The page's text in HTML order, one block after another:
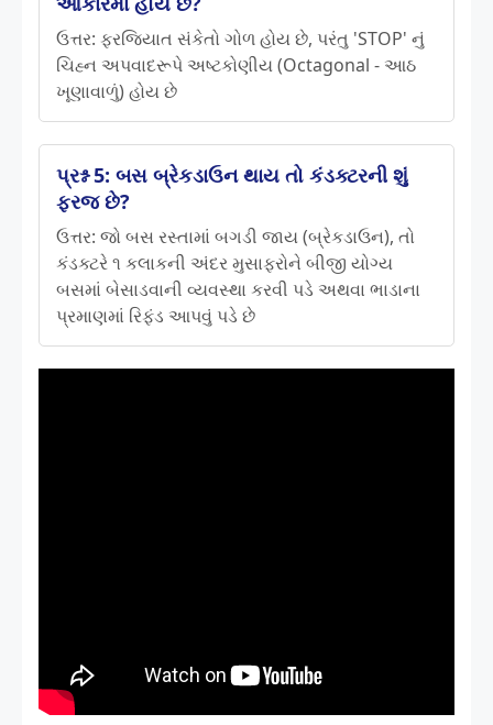
ઉત્તર: ફરજિયાત સંકેતો ગોળ હોય છે, પરંતુ 'STOP' નું
ચિહ્ન અપવાદરૂપે અષ્ટકોણીય (Octagonal - આઠ
ખૂણાવાળું) હોય છે
પ્રશ્ન 5: બસ બ્રેકડાઉન થાય તો કંડક્ટરની શું
ફરજ છે?
ઉત્તર: જો બસ રસ્તામાં બગડી જાય (બ્રેકડાઉન), તો
કંડક્ટરે ૧ કલાકની અંદર મુસાફરોને બીજી યોગ્ય
બસમાં બેસાડવાની વ્યવસ્થા કરવી પડે અથવા ભાડાના
પ્રમાણમાં રિફંડ આપવું પડે છે